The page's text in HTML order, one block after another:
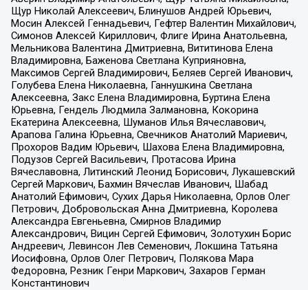
Щур Николай Алексеевич, Блинушов Андрей Юрьевич,
Мосин Алексей Геннадьевич, Гефтер Валентин Михайлович,
Симонов Алексей Кириллович, Флиге Ирина Анатольевна,
Мельникова Валентина Дмитриевна, Вититинова Елена
Владимировна, Баженова Светлана Куприяновна,
Максимов Сергей Владимирович, Беляев Сергей Иванович,
Голубева Елена Николаевна, Ганнушкина Светлана
Алексеевна, Закс Елена Владимировна, Буртина Елена
Юрьевна, Гендель Людмила Залмановна, Кокорина
Екатерина Алексеевна, Шуманов Илья Вячеславович,
Арапова Галина Юрьевна, Свечников Анатолий Мариевич,
Прохоров Вадим Юрьевич, Шахова Елена Владимировна,
Подузов Сергей Васильевич, Протасова Ирина
Вячеславовна, Литинский Леонид Борисович, Лукашевский
Сергей Маркович, Бахмин Вячеслав Иванович, Шабад
Анатолий Ефимович, Сухих Дарья Николаевна, Орлов Олег
Петрович, Добровольская Анна Дмитриевна, Королева
Александра Евгеньевна, Смирнов Владимир
Александрович, Вицин Сергей Ефимович, Золотухин Борис
Андреевич, Левинсон Лев Семенович, Локшина Татьяна
Иосифовна, Орлов Олег Петрович, Полякова Мара
Федоровна, Резник Генри Маркович, Захаров Герман
Константинович